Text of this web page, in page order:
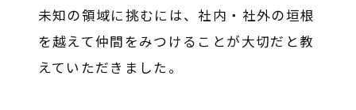
未知の領域に挑むには、社内・社外の垣根
を越えて仲間をみつけることが大切だと教
えていただきました。